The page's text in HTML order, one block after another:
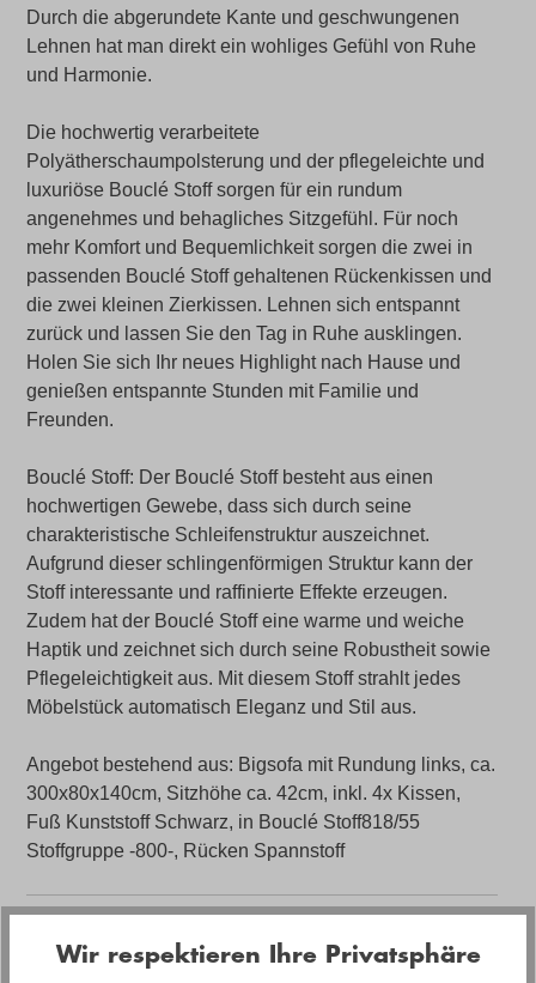
Durch die abgerundete Kante und geschwungenen
Lehnen hat man direkt ein wohliges Gefühl von Ruhe
und Harmonie.
Die hochwertig verarbeitete
Polyätherschaumpolsterung und der pflegeleichte und
luxuriöse Bouclé Stoff sorgen für ein rundum
angenehmes und behagliches Sitzgefühl. Für noch
mehr Komfort und Bequemlichkeit sorgen die zwei in
passenden Bouclé Stoff gehaltenen Rückenkissen und
die zwei kleinen Zierkissen. Lehnen sich entspannt
zurück und lassen Sie den Tag in Ruhe ausklingen.
Holen Sie sich Ihr neues Highlight nach Hause und
genießen entspannte Stunden mit Familie und
Freunden.
Bouclé Stoff: Der Bouclé Stoff besteht aus einen
hochwertigen Gewebe, dass sich durch seine
charakteristische Schleifenstruktur auszeichnet.
Aufgrund dieser schlingenförmigen Struktur kann der
Stoff interessante und raffinierte Effekte erzeugen.
Zudem hat der Bouclé Stoff eine warme und weiche
Haptik und zeichnet sich durch seine Robustheit sowie
Pflegeleichtigkeit aus. Mit diesem Stoff strahlt jedes
Möbelstück automatisch Eleganz und Stil aus.
Angebot bestehend aus: Bigsofa mit Rundung links, ca.
300x80x140cm, Sitzhöhe ca. 42cm, inkl. 4x Kissen,
Fuß Kunststoff Schwarz, in Bouclé Stoff818/55
Stoffgruppe -800-, Rücken Spannstoff
03100328PB.1
Wir respektieren Ihre Privatsphäre